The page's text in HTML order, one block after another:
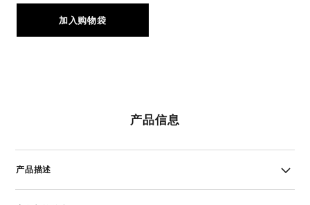
加入购物袋
产品信息
产品描述